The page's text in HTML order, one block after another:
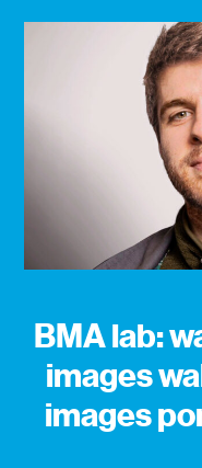
BMA lab:
images
images